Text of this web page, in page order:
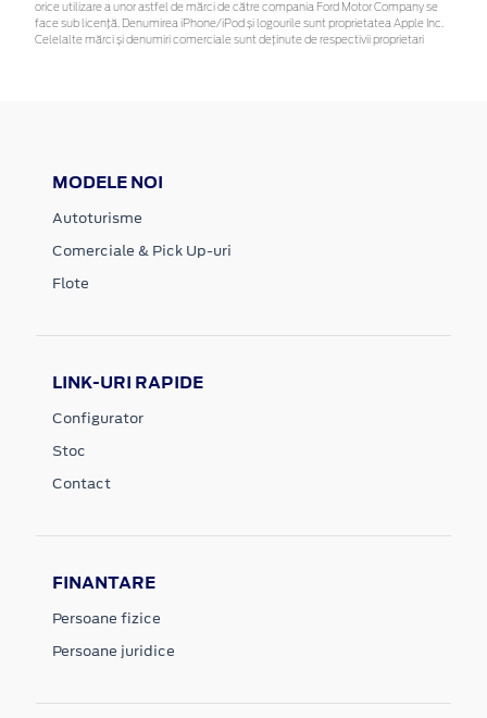
orice utilizare a unor astfel de mărci de către compania Ford Motor Company se
face sub licență. Denumirea iPhone/iPod și logourile sunt proprietatea Apple Inc.
Celelalte mărci și denumiri comerciale sunt deținute de respectivii proprietari
MODELE NOI
Autoturisme
Comerciale & Pick Up-uri
Flote
LINK-URI RAPIDE
Configurator
Stoc
Contact
FINANTARE
Persoane fizice
Persoane juridice